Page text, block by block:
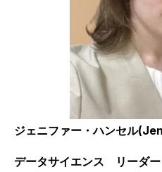
ジェニファー・ハンセル
データサイエンス リーダー